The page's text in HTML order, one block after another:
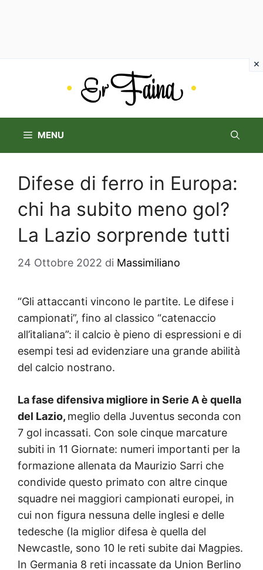
MENU
Difese di ferro in Europa:
chi ha subito meno gol?
La Lazio sorprende tutti
24 Ottobre 2022 di Massimiliano
“Gli attaccanti vincono le partite. Le difese i
campionati”, fino al classico “catenaccio
all’italiana”: il calcio è pieno di espressioni e di
esempi tesi ad evidenziare una grande abilità
del calcio nostrano.
La fase difensiva migliore in Serie A è quella
del Lazio, meglio della Juventus seconda con
7 gol incassati. Con sole cinque marcature
subiti in 11 Giornate: numeri importanti per la
formazione allenata da Maurizio Sarri che
condivide questo primato con altre cinque
squadre nei maggiori campionati europei, in
cui non figura nessuna delle inglesi e delle
tedesche (la miglior difesa è quella del
Newcastle, sono 10 le reti subite dai Magpies.
In Germania 8 reti incassate da Union Berlino